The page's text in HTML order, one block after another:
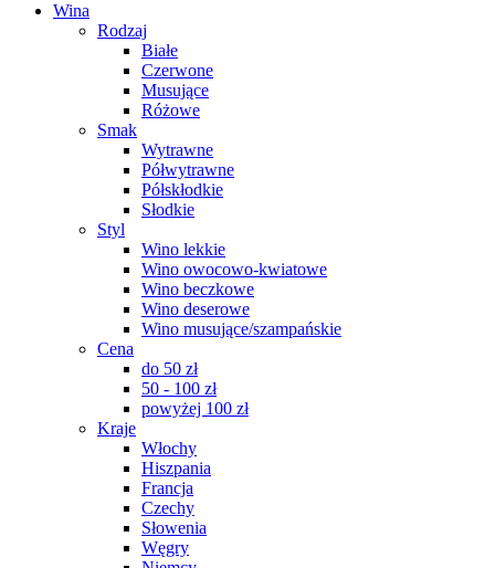
Wina
Rodzaj
Białe
Czerwone
Musujące
Różowe
Smak
Wytrawne
Półwytrawne
Półskłodkie
Słodkie
Styl
Wino lekkie
Wino owocowo-kwiatowe
Wino beczkowe
Wino deserowe
Wino musujące/szampańskie
Cena
do 50 zł
50 - 100 zł
powyżej 100 zł
Kraje
Włochy
Hiszpania
Francja
Czechy
Słowenia
Węgry